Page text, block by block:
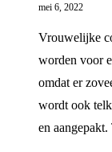
mei 6, 2022
Vrouwelijke
worden voor
omdat er
wordt ook
en